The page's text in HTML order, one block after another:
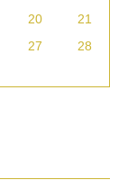
20
21
27
28